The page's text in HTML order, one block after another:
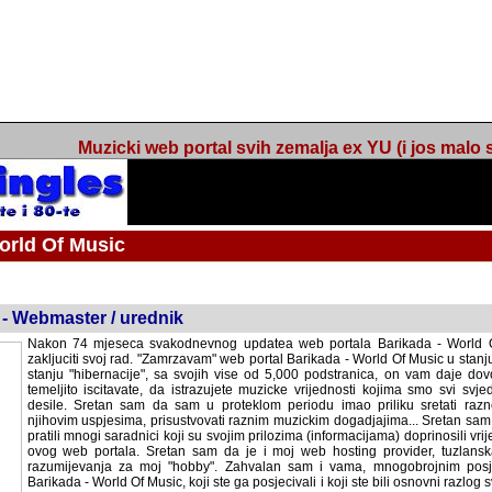
Muzicki web portal svih zemalja ex YU (i jos malo
Of Music
Webmaster / urednik
Nakon 74 mjeseca svakodnevnog updatea web portala Barikada - World
zakljuciti svoj rad. "Zamrzavam" web portal Barikada - World Of Music u
stanju "hibernacije", sa svojih vise od 5,000 podstranica, on vam daje
temeljito iscitavate, da istrazujete muzicke vrijednosti kojima smo svi
Sretan sam da sam u proteklom periodu imao priliku sretati razne
uspjesima, prisustvovati raznim muzickim dogadjajima... Sretan sam da
mnogi saradnici koji su svojim prilozima (informacijama) doprinosili
web portala. Sretan sam da je i moj web hosting provider,
razumijevanja za moj "hobby". Zahvalan sam i vama, mnogobrojnim
Barikada - World Of Music, koji ste ga posjecivali i koji ste bili osnovni razlog